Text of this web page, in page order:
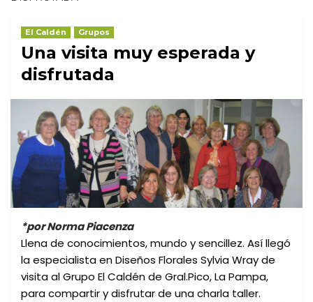
El Caldén Grupos
Una visita muy esperada y
disfrutada
*por Norma Piacenza
Llena de conocimientos, mundo y sencillez. Así llegó
la especialista en Diseños Florales Sylvia Wray de
visita al Grupo El Caldén de Gral.Pico, La Pampa,
para compartir y disfrutar de una charla taller.